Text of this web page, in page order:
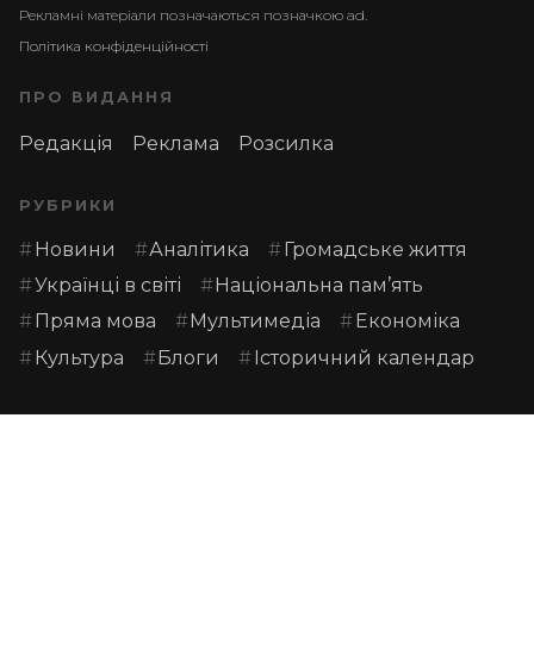
Рекламні матеріали позначаються позначкою ad.
Політика конфіденційності
ПРО ВИДАННЯ
Редакція Реклама Розсилка
РУБРИКИ
Новини Аналітика
Громадське життя
Українці в світі
Національна пам’ять
Пряма мова
Мультимедіа
Економіка
Культура
Блоги Історичний календар